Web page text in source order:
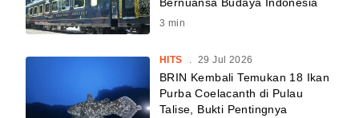
3 min
HITS . 29 Jul 2026
BRIN Kembali Temukan 18 Ikan
Purba Coelacanth di Pulau
Talise, Bukti Pentingnya